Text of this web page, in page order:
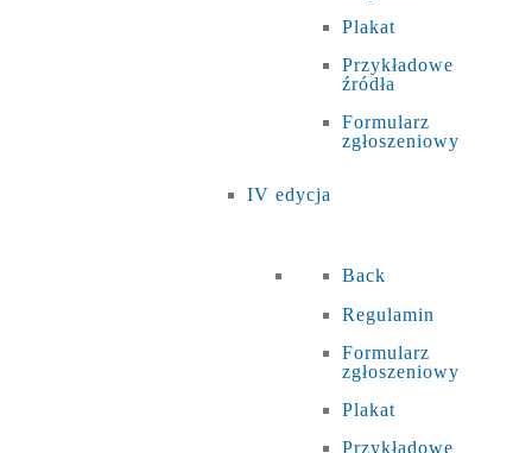
Plakat
Przykładowe
źródła
Formularz
zgłoszeniowy
IV edycja
Back
Regulamin
Formularz
zgłoszeniowy
Plakat
Przykładowe